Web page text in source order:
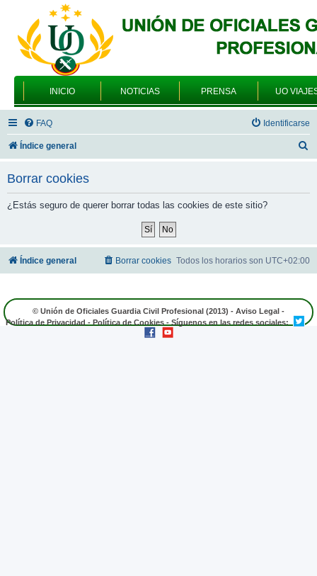
INICIO NOTICIAS PRENSA UO
FAQ Identificarse
Índice general
Borrar cookies
¿Estás seguro de querer borrar todas las cookies de este sitio?
Índice general Todos los horarios son UTC+02:00
Borrar cookies
© Unión de Oficiales Guardia Civil Profesional (2013) - Aviso Legal -
Política de Privacidad - Política de Cookies - Síguenos en las redes sociales: